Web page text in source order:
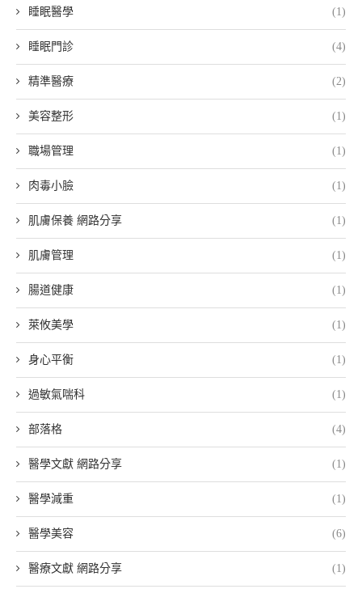
睡眠醫學 (1)
睡眠門診 (4)
精準醫療 (2)
美容整形 (1)
職場管理 (1)
肉毒小臉 (1)
肌膚保養 網路分享 (1)
肌膚管理 (1)
腸道健康 (1)
萊攸美學 (1)
身心平衡 (1)
過敏氣喘科 (1)
部落格 (4)
醫學文獻 網路分享 (1)
醫學減重 (1)
醫學美容 (6)
醫療文獻 網路分享 (1)